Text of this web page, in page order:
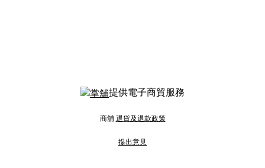
提供電子商貿服務
商舖 退貨及退款政策
提出意見